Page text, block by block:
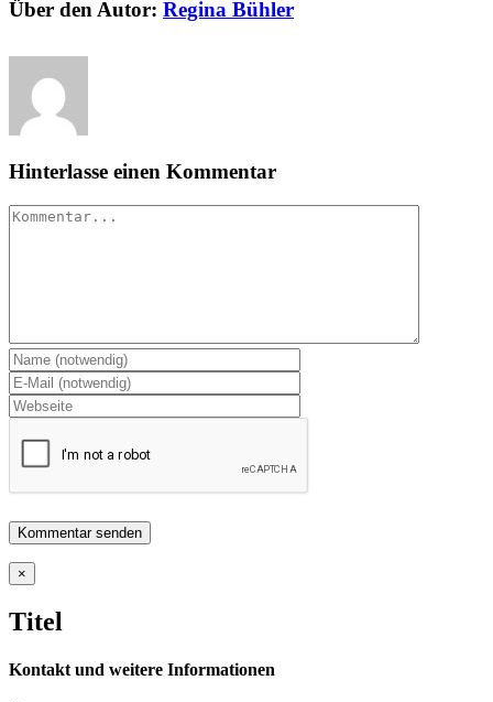
Über den Autor: Regina Bühler
Hinterlasse einen Kommentar
Kommentar
Close
product
view
×
Titel
Kontakt und weitere Informationen